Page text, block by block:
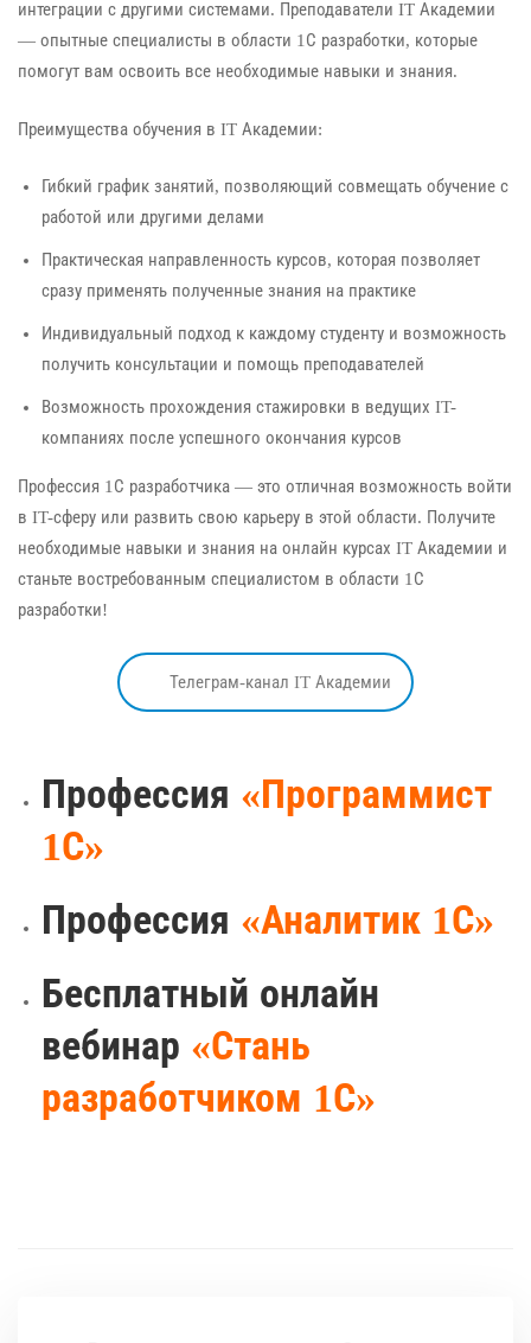
интеграции с другими системами. Преподаватели IT Академии
— опытные специалисты в области 1С разработки, которые
помогут вам освоить все необходимые навыки и знания.
Преимущества обучения в IT Академии:
Гибкий график занятий, позволяющий совмещать обучение с
работой или другими делами
Практическая направленность курсов, которая позволяет
сразу применять полученные знания на практике
Индивидуальный подход к каждому студенту и возможность
получить консультации и помощь преподавателей
Возможность прохождения стажировки в ведущих IT-
компаниях после успешного окончания курсов
Профессия 1С разработчика — это отличная возможность войти
в IT-сферу или развить свою карьеру в этой области. Получите
необходимые навыки и знания на онлайн курсах IT Академии и
станьте востребованным специалистом в области 1С
разработки!
Телеграм-канал IT Академии
Профессия «Программист
1С»
Профессия «Аналитик 1С»
Бесплатный онлайн
вебинар «Стань
разработчиком 1С»